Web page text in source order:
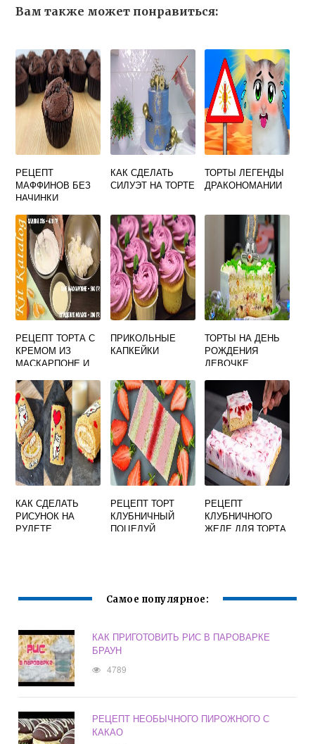
Вам также может понравиться:
РЕЦЕПТ
МАФФИНОВ БЕЗ
НАЧИНКИ
КАК СДЕЛАТЬ
СИЛУЭТ НА ТОРТЕ
ТОРТЫ ЛЕГЕНДЫ
ДРАКОНОМАНИИ
РЕЦЕПТ ТОРТА С
КРЕМОМ ИЗ
МАСКАРПОНЕ И
ПРИКОЛЬНЫЕ
КАПКЕЙКИ
ТОРТЫ НА ДЕНЬ
РОЖДЕНИЯ
ДЕВОЧКЕ
КАК СДЕЛАТЬ
РИСУНОК НА
РУЛЕТЕ
РЕЦЕПТ ТОРТ
КЛУБНИЧНЫЙ
ПОЦЕЛУЙ
РЕЦЕПТ
КЛУБНИЧНОГО
ЖЕЛЕ ДЛЯ ТОРТА
Самое популярное:
КАК ПРИГОТОВИТЬ РИС В ПАРОВАРКЕ
БРАУН
4789
РЕЦЕПТ НЕОБЫЧНОГО ПИРОЖНОГО С
КАКАО